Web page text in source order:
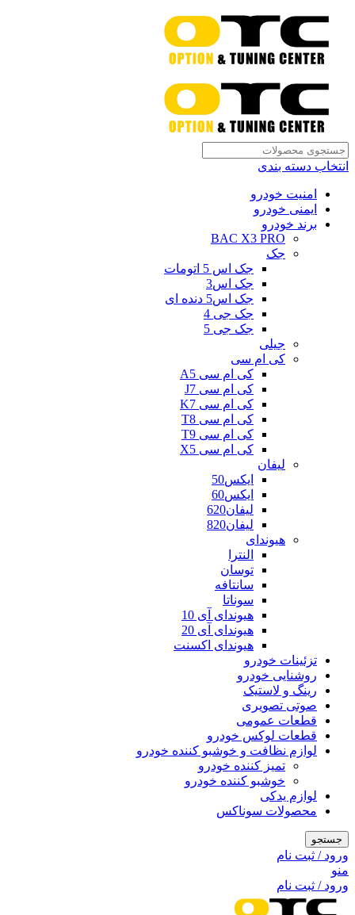
انتخاب دسته بندی
امنیت خودرو
ایمنی خودرو
برند خودرو
BAC X3 PRO
جک
جک اس 5 اتومات
جک اس3
جک اس5 دنده ای
جک جی 4
جک جی 5
جیلی
کی ام سی
کی ام سی A5
کی ام سی J7
کی ام سی K7
کی ام سی T8
کی ام سی T9
کی ام سی X5
لیفان
ایکس50
ایکس60
لیفان620
لیفان820
هیوندای
النترا
توسان
سانتافه
سوناتا
هیوندای آی 10
هیوندای آی 20
هیوندای اکسنت
تزئینات خودرو
روشنایی خودرو
رینگ و لاستیک
صوتی تصویری
قطعات عمومی
قطعات لوکس خودرو
لوازم نظافت و خوشبو کننده خودرو
تمیز کننده خودرو
خوشبو کننده خودرو
لوازم یدکی
محصولات سوناکس
جستجو
ورود / ثبت نام
منو
ورود / ثبت نام